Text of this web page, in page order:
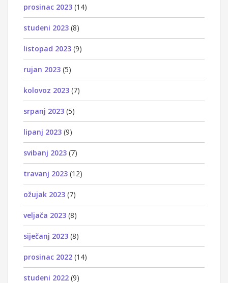
prosinac 2023 (14)
studeni 2023 (8)
listopad 2023 (9)
rujan 2023 (5)
kolovoz 2023 (7)
srpanj 2023 (5)
lipanj 2023 (9)
svibanj 2023 (7)
travanj 2023 (12)
ožujak 2023 (7)
veljača 2023 (8)
siječanj 2023 (8)
prosinac 2022 (14)
studeni 2022 (9)